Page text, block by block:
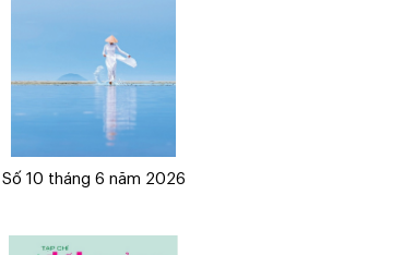
Số 10 tháng 6 năm 2026